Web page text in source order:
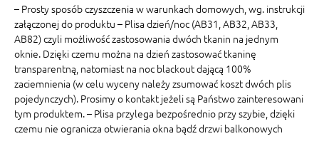
– Prosty sposób czyszczenia w warunkach domowych, wg. instrukcji
załączonej do produktu – Plisa dzień/noc (AB31, AB32, AB33,
AB82) czyli możliwość zastosowania dwóch tkanin na jednym
oknie. Dzięki czemu można na dzień zastosować tkaninę
transparentną, natomiast na noc blackout dającą 100%
zaciemnienia (w celu wyceny należy zsumować koszt dwóch plis
pojedynczych). Prosimy o kontakt jeżeli są Państwo zainteresowani
tym produktem. – Plisa przylega bezpośrednio przy szybie, dzięki
czemu nie ogranicza otwierania okna bądź drzwi balkonowych